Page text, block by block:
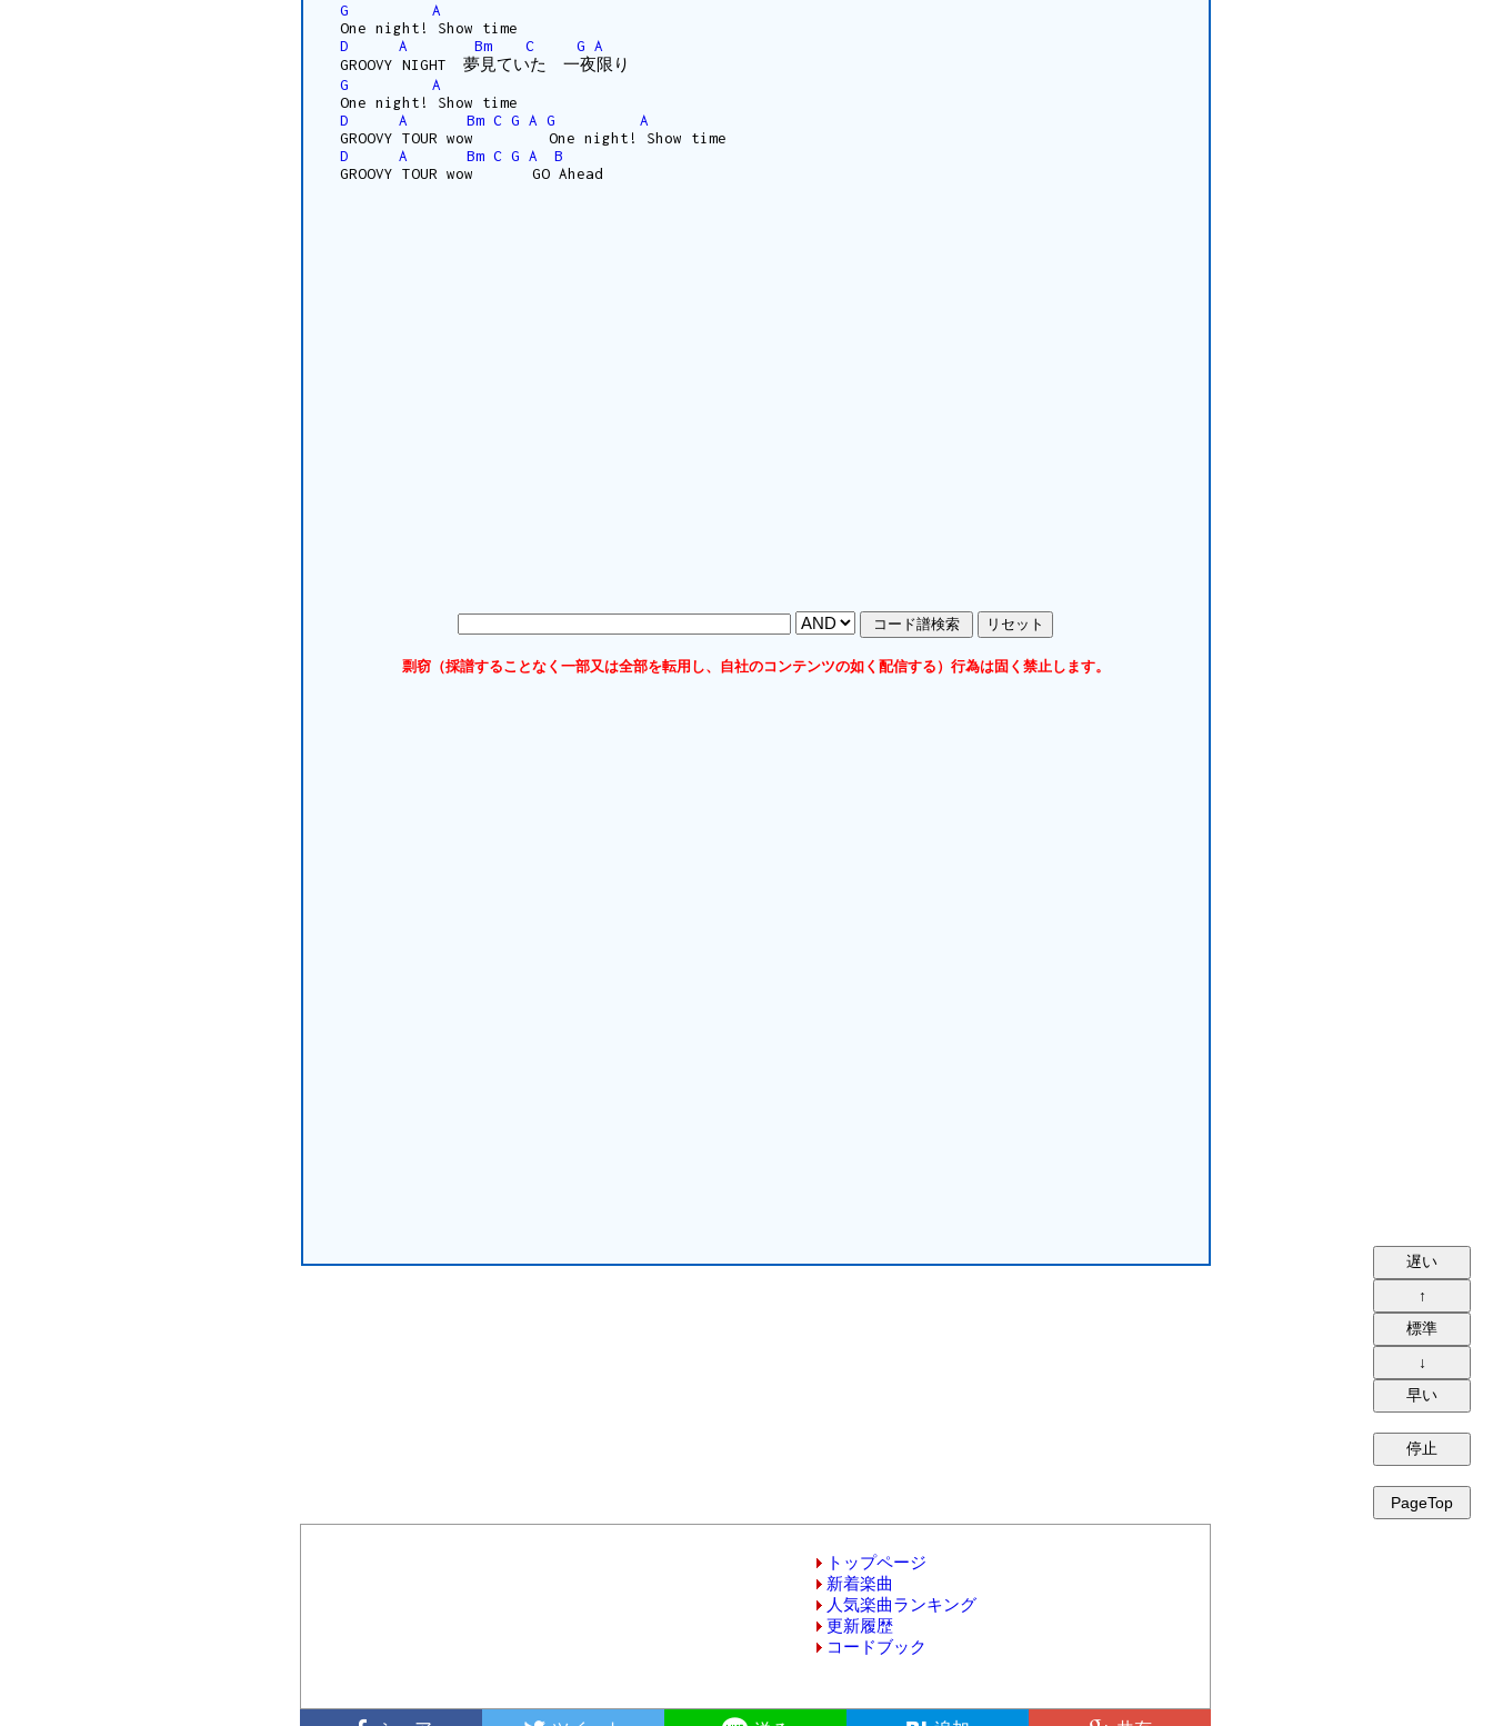
G
A
One night! Show time
D
A Bm C G A
GROOVY NIGHT 夢見ていた 一夜限り
G
A
One night! Show time
D
A Bm C G A G
A
GROOVY TOUR wow One night! Show time
D
A Bm C G A
B
GROOVY TOUR wow GO Ahead
剽窃（採譜することなく一部又は全部を転用し、自社のコンテンツの如く配信する）行為は固く禁止します。
トップページ
新着楽曲
人気楽曲ランキング
更新履歴
コードブック